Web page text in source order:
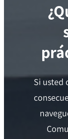
Si usted